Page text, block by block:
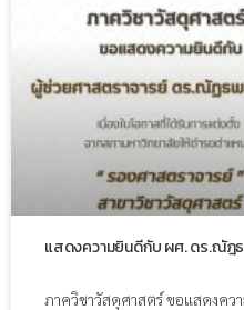
แสดงความยินดีกับ ผศ. ดร.ณัฎ
ภาควิชาวัสดุศาสตร์ ขอแสดงคว